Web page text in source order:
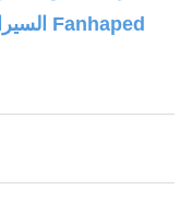
Fanhaped السيراميك فسيفساء بلاط لتزيين الجدران